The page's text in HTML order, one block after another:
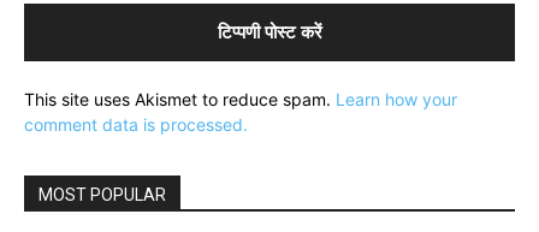
This site uses Akismet to reduce spam. Learn how your
comment data is processed.
MOST POPULAR